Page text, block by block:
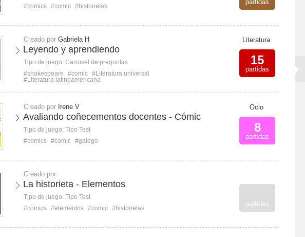
#comics #comic #historietas
partidas
Creado por Gabriela H
Leyendo y aprendiendo
Tipo de juego: Carrusel de preguntas
#shakespeare
#comic #Literatura universal
#Literatura latinoamericana
Literatura
15
partidas
Creado por Irene V
Avaliando coñecementos docentes - Cómic
Tipo de juego: Tipo Test
#comics #comic #galego
Ocio
8
partidas
Creado por
La historieta - Elementos
Tipo de juego: Tipo Test
#comics #elementos #comic #historietas
partidas